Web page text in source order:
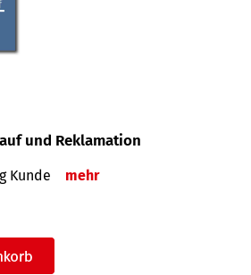
und Reklamation
Kunde mehr